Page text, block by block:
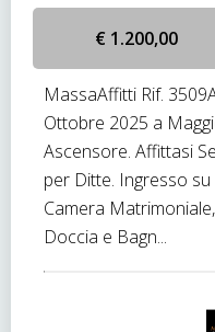
€ 1.200,00
MassaAffitti Rif.
Ottobre 2025 a
Ascensore. Affittasi
per Ditte. Ingresso
Camera
Doccia e Bagn...